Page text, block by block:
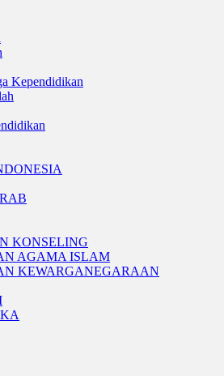
Kependidikan
KONSELING
AGAMA ISLAM
KEWARGANEGARAAN